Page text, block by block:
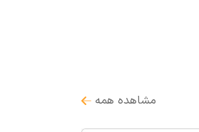
مشاهده همه